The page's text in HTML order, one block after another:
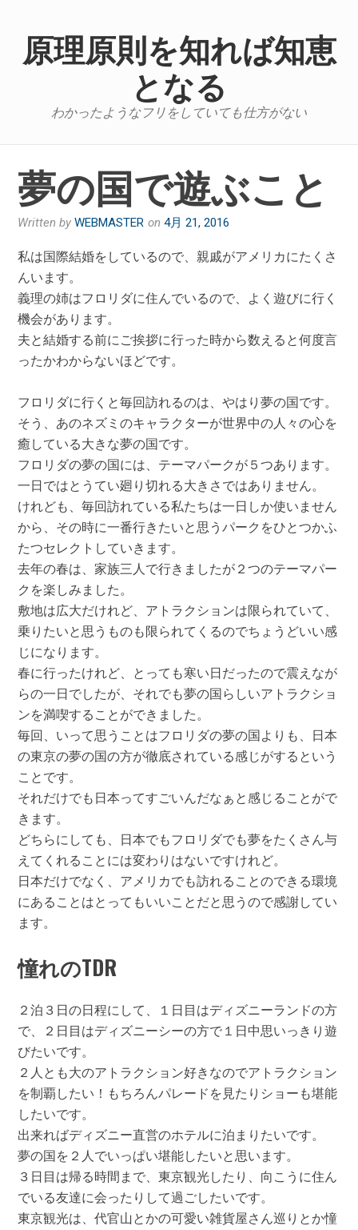
content原理原則を知れば知恵
となる
わかったようなフリをしていても仕方がない
夢の国で遊ぶこと
Written byWEBMASTER on4月 21, 2016
私は国際結婚をしているので、親戚がアメリカにたくさ
んいます。
義理の姉はフロリダに住んでいるので、よく遊びに行く
機会があります。
夫と結婚する前にご挨拶に行った時から数えると何度言
ったかわからないほどです。
フロリダに行くと毎回訪れるのは、やはり夢の国です。
そう、あのネズミのキャラクターが世界中の人々の心を
癒している大きな夢の国です。
フロリダの夢の国には、テーマパークが５つあります。
一日ではとうてい廻り切れる大きさではありません。
けれども、毎回訪れている私たちは一日しか使いません
から、その時に一番行きたいと思うパークをひとつかふ
たつセレクトしていきます。
去年の春は、家族三人で行きましたが２つのテーマパー
クを楽しみました。
敷地は広大だけれど、アトラクションは限られていて、
乗りたいと思うものも限られてくるのでちょうどいい感
じになります。
春に行ったけれど、とっても寒い日だったので震えなが
らの一日でしたが、それでも夢の国らしいアトラクショ
ンを満喫することができました。
毎回、いって思うことはフロリダの夢の国よりも、日本
の東京の夢の国の方が徹底されている感じがするという
ことです。
それだけでも日本ってすごいんだなぁと感じることがで
きます。
どちらにしても、日本でもフロリダでも夢をたくさん与
えてくれることには変わりはないですけれど。
日本だけでなく、アメリカでも訪れることのできる環境
にあることはとってもいいことだと思うので感謝してい
ます。
憧れのTDR
２泊３日の日程にして、１日目はディズニーランドの方
で、２日目はディズニーシーの方で１日中思いっきり遊
びたいです。
２人とも大のアトラクション好きなのでアトラクション
を制覇したい！もちろんパレードを見たりショーも堪能
したいです。
出来ればディズニー直営のホテルに泊まりたいです。
夢の国を２人でいっぱい堪能したいと思います。
３日目は帰る時間まで、東京観光したり、向こうに住ん
でいる友達に会ったりして過ごしたいです。
東京観光は、代官山とかの可愛い雑貨屋さん巡りとか憧